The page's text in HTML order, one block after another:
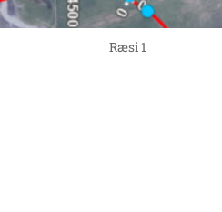
Ræsi 1